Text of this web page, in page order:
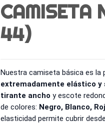
CAMISETA
44)
Nuestra camiseta básica es la
extremadamente elástico y
tirante ancho y escote
de colores: Negro, Blanco,
elasticidad permite cubrir